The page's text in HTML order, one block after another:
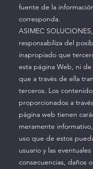
fuente de la
corresponda.
ASIMEC
responsabiliza del
inapropiado que
esta página Web, ni de
que a través de ella
terceros. Los
proporcionados a
página web tienen
meramente
uso que de estos
usuario y las eventuales
consecuencias, daños